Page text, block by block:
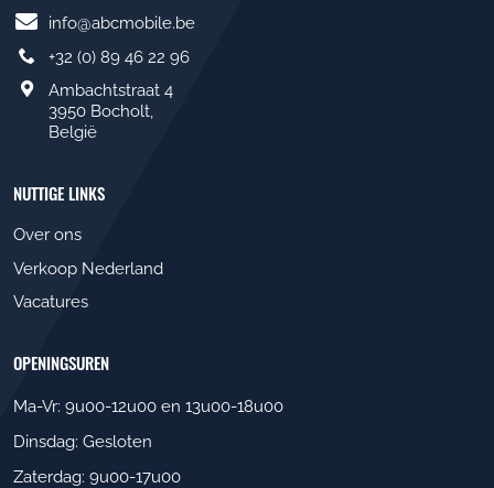
info@abcmobile.be
+32 (0) 89 46 22 96
Ambachtstraat 4
3950 Bocholt,
België
NUTTIGE LINKS
Over ons
Verkoop Nederland
Vacatures
OPENINGSUREN
Ma-Vr: 9u00-12u00 en 13u00-18u00
Dinsdag: Gesloten
Zaterdag: 9u00-17u00